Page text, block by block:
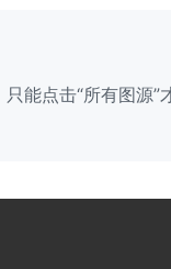
能点击“所有图源